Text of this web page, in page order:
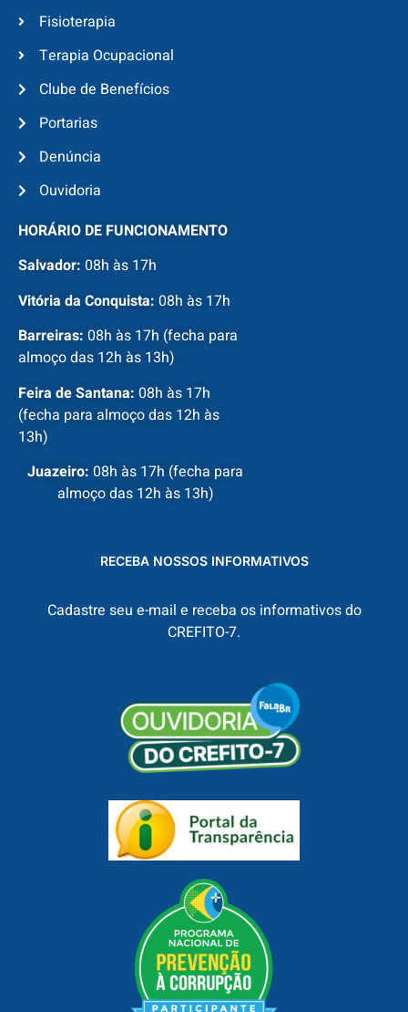
Fisioterapia
Terapia Ocupacional
Clube de Benefícios
Portarias
Denúncia
Ouvidoria
HORÁRIO DE FUNCIONAMENTO
Salvador: 08h às 17h
Vitória da Conquista: 08h às 17h
Barreiras: 08h às 17h (fecha para
almoço das 12h às 13h)
Feira de Santana: 08h às 17h
(fecha para almoço das 12h às
13h)
Juazeiro: 08h às 17h (fecha para
almoço das 12h às 13h)
RECEBA NOSSOS INFORMATIVOS
Cadastre seu e-mail e receba os informativos do
CREFITO-7.